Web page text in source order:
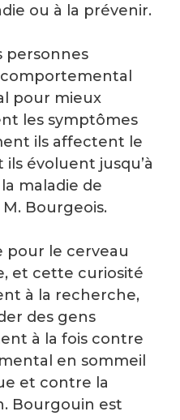
ou à la prévenir.
personnes
pour mieux
les symptômes
ils affectent le
évoluent jusqu’à
maladie de
Bourgeois.
pour le cerveau
et cette curiosité
à la recherche,
des gens
à la fois contre
en sommeil
et contre la
Bourgouin est